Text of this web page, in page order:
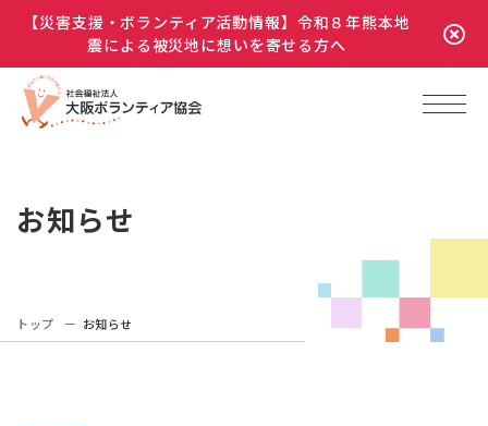
【災害支援・ボランティア活動情報】令和８年熊本地
震による被災地に想いを寄せる方へ
お知らせ
トップ お知らせ